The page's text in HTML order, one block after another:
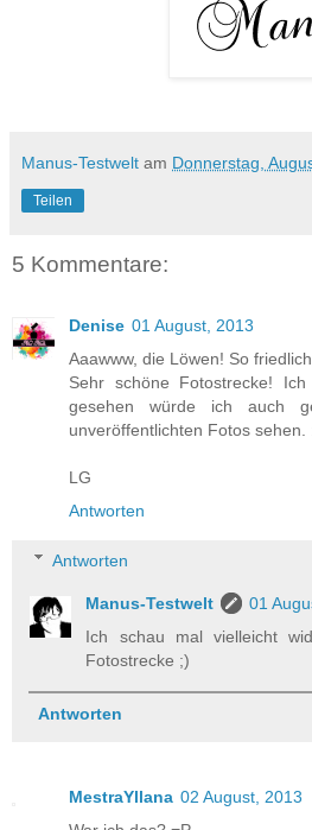
Manus-Testwelt am Donnerstag,
Teilen
5 Kommentare:
Denise 01 August, 2013
Aaawww, die Löwen! So
Sehr schöne Fotostrecke!
gesehen würde ich auch
unveröffentlichten Fotos sehen.
LG
Antworten
Antworten
Manus-Testwelt
01
Ich schau mal vielleicht
Fotostrecke ;)
Antworten
MestraYllana 02 August, 2013